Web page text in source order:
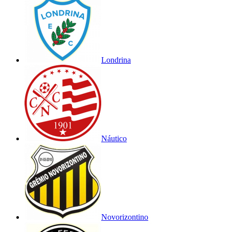
Londrina
Náutico
Novorizontino